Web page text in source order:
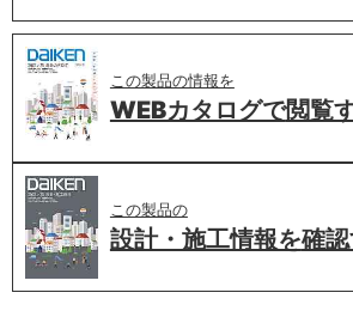
この製品の情報を
WEBカタログで閲覧
この製品の
設計・施工情報を確